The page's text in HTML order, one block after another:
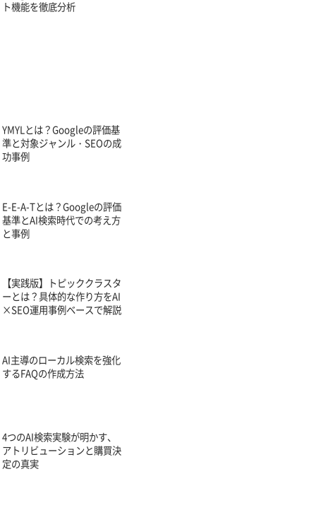
ト機能を徹底分析
YMYLとは？Googleの評価基
準と対象ジャンル・SEOの成
功事例
E-E-A-Tとは？Googleの評価
基準とAI検索時代での考え方
と事例
【実践版】トピッククラスタ
ーとは？具体的な作り方をAI
×SEO運用事例ベースで解説
AI主導のローカル検索を強化
するFAQの作成方法
4つのAI検索実験が明かす、
アトリビューションと購買決
定の真実